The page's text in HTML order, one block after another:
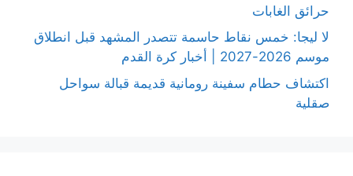
حرائق الغابات
لا ليجا: خمس نقاط حاسمة تتصدر المشهد قبل انطلاق
موسم 2026-2027 | أخبار كرة القدم
اكتشاف حطام سفينة رومانية قديمة قبالة سواحل
صقلية